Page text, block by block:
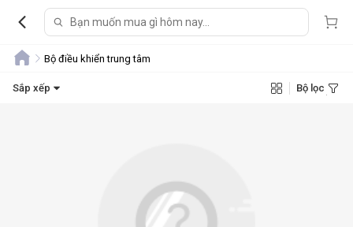
Bộ điều khiển trung tâm
Sắp xếp Bộ lọc